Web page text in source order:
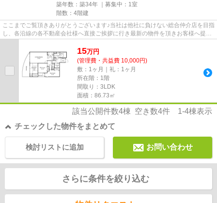
築年数：築34年 ｜募集中： 1室
階数：4階建
ここまでご覧頂きありがとうございます♪当社は他社に負けない総合仲介店を目指
し、各沿線の各不動産会社様へ直接ご挨拶に行き最新の物件を頂きお客様へ提供
15万円
(管理費・共益費 10,000円)
敷：1ヶ月｜礼：1ヶ月
所在階：1階
間取り：3LDK
面積：86.73㎡
該当公開件数4棟 空き数4件 1-4棟表示
チェックした物件をまとめて
お問い合わせ
検討リストに追加
さらに条件を絞り込む